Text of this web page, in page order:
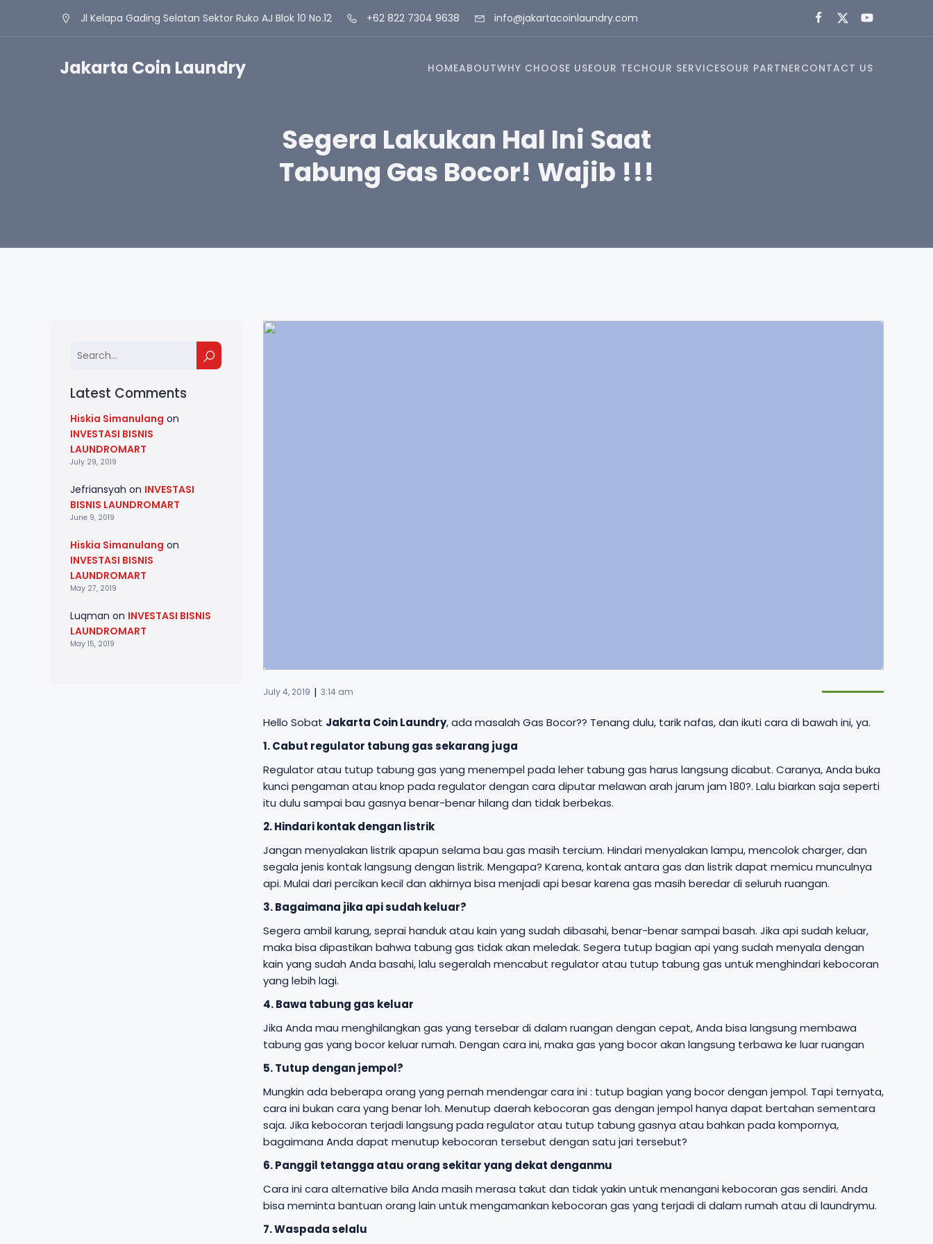
Jl Kelapa Gading Selatan Sektor Ruko AJ Blok 10 No.12 +62 822 7304 9638 info@jakartacoinlaundry.com
Jakarta Coin Laundry HOMEABOUTWHY CHOOSE USEOUR TECHOUR SERVICESOUR PARTNERCONTACT US
Segera Lakukan Hal Ini Saat
Tabung Gas Bocor! Wajib !!!
Latest Comments
Hiskia Simanulang on
INVESTASI BISNIS
LAUNDROMART
July 29, 2019
Jefriansyah on INVESTASI
BISNIS LAUNDROMART
June 9, 2019
Hiskia Simanulang on
INVESTASI BISNIS
LAUNDROMART
May 27, 2019
Luqman on INVESTASI BISNIS
LAUNDROMART
May 15, 2019
July 4, 2019 | 3:14 am
Hello Sobat Jakarta Coin Laundry, ada masalah Gas Bocor?? Tenang dulu, tarik nafas, dan ikuti cara di bawah ini, ya.
1. Cabut regulator tabung gas sekarang juga
Regulator atau tutup tabung gas yang menempel pada leher tabung gas harus langsung dicabut. Caranya, Anda buka
kunci pengaman atau knop pada regulator dengan cara diputar melawan arah jarum jam 180?. Lalu biarkan saja seperti
itu dulu sampai bau gasnya benar-benar hilang dan tidak berbekas.
2. Hindari kontak dengan listrik
Jangan menyalakan listrik apapun selama bau gas masih tercium. Hindari menyalakan lampu, mencolok charger, dan
segala jenis kontak langsung dengan listrik. Mengapa? Karena, kontak antara gas dan listrik dapat memicu munculnya
api. Mulai dari percikan kecil dan akhirnya bisa menjadi api besar karena gas masih beredar di seluruh ruangan.
3. Bagaimana jika api sudah keluar?
Segera ambil karung, seprai handuk atau kain yang sudah dibasahi, benar-benar sampai basah. Jika api sudah keluar,
maka bisa dipastikan bahwa tabung gas tidak akan meledak. Segera tutup bagian api yang sudah menyala dengan
kain yang sudah Anda basahi, lalu segeralah mencabut regulator atau tutup tabung gas untuk menghindari kebocoran
yang lebih lagi.
4. Bawa tabung gas keluar
Jika Anda mau menghilangkan gas yang tersebar di dalam ruangan dengan cepat, Anda bisa langsung membawa
tabung gas yang bocor keluar rumah. Dengan cara ini, maka gas yang bocor akan langsung terbawa ke luar ruangan
5. Tutup dengan jempol?
Mungkin ada beberapa orang yang pernah mendengar cara ini : tutup bagian yang bocor dengan jempol. Tapi ternyata,
cara ini bukan cara yang benar loh. Menutup daerah kebocoran gas dengan jempol hanya dapat bertahan sementara
saja. Jika kebocoran terjadi langsung pada regulator atau tutup tabung gasnya atau bahkan pada kompornya,
bagaimana Anda dapat menutup kebocoran tersebut dengan satu jari tersebut?
6. Panggil tetangga atau orang sekitar yang dekat denganmu
Cara ini cara alternative bila Anda masih merasa takut dan tidak yakin untuk menangani kebocoran gas sendiri. Anda
bisa meminta bantuan orang lain untuk mengamankan kebocoran gas yang terjadi di dalam rumah atau di laundrymu.
7. Waspada selalu